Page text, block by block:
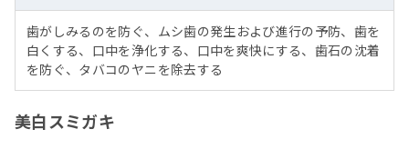
歯がしみるのを防ぐ、ムシ歯の発生および進行の予防、歯を
白くする、口中を浄化する、口中を爽快にする、歯石の沈着
を防ぐ、タバコのヤニを除去する
美白スミガキ